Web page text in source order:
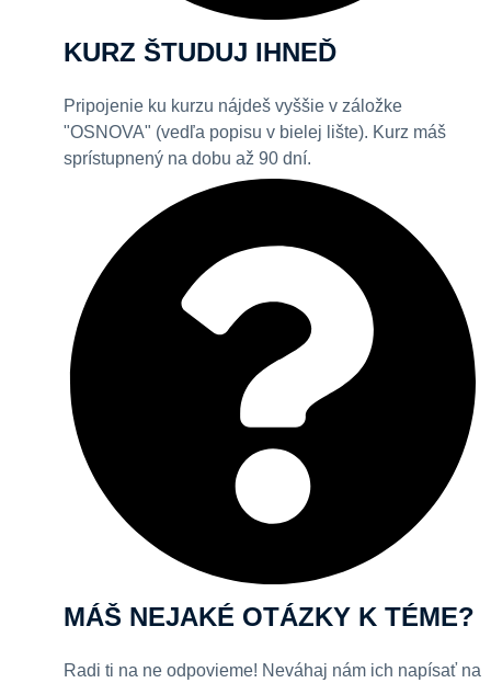
KURZ ŠTUDUJ IHNEĎ
Pripojenie ku kurzu nájdeš vyššie v záložke
"OSNOVA" (vedľa popisu v bielej lište). Kurz máš
sprístupnený na dobu až 90 dní.
MÁŠ NEJAKÉ OTÁZKY K TÉME?
Radi ti na ne odpovieme! Neváhaj nám ich napísať na